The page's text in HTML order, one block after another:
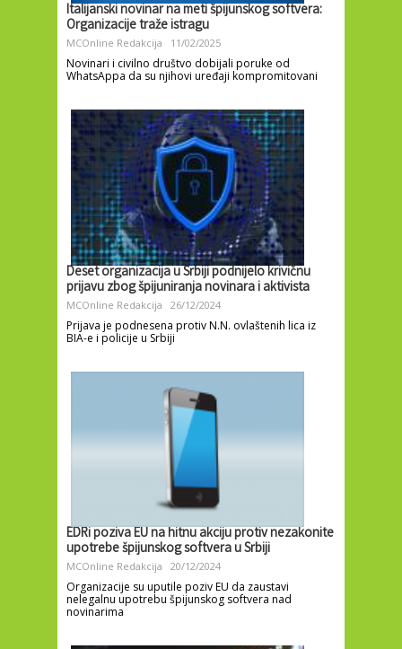
Italijanski novinar na meti špijunskog softvera:
Organizacije traže istragu
MCOnline Redakcija 11/02/2025
Novinari i civilno društvo dobijali poruke od
WhatsAppa da su njihovi uređaji kompromitovani
Deset organizacija u Srbiji podnijelo krivičnu
prijavu zbog špijuniranja novinara i aktivista
MCOnline Redakcija 26/12/2024
Prijava je podnesena protiv N.N. ovlaštenih lica iz
BIA-e i policije u Srbiji
EDRi poziva EU na hitnu akciju protiv nezakonite
upotrebe špijunskog softvera u Srbiji
MCOnline Redakcija 20/12/2024
Organizacije su uputile poziv EU da zaustavi
nelegalnu upotrebu špijunskog softvera nad
novinarima